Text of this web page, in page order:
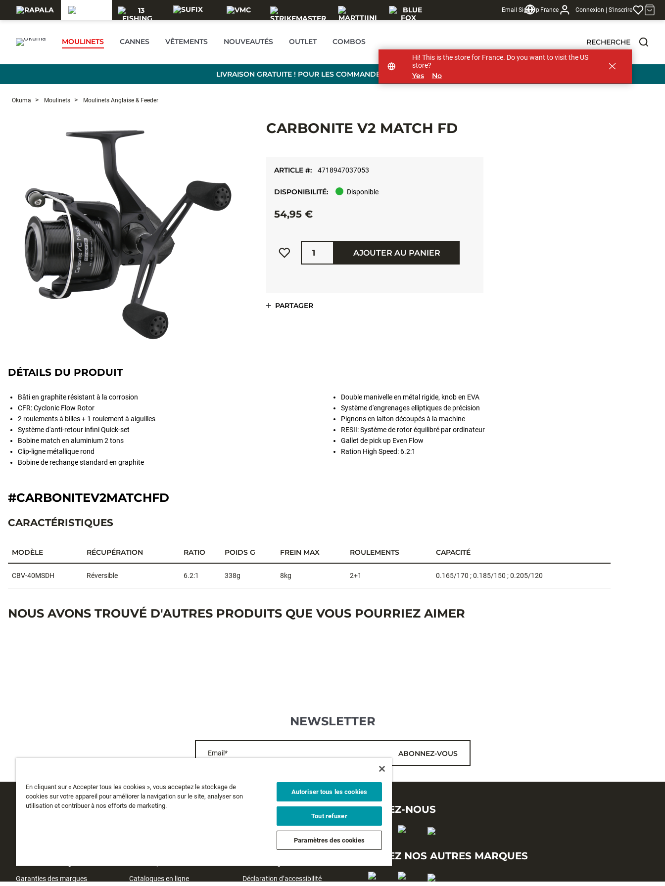
Email Sign Up France Connexion | S'inscrire
MOULINETS CANNES VÊTEMENTS NOUVEAUTÉS OUTLET COMBOS RECHERCHE
LIVRAISON GRATUITE ! POUR LES COMMANDES DE PLUS DE 99 €
Okuma Moulinets Moulinets Anglaise & Feeder
CARBONITE V2 MATCH FD
ARTICLE #: 4718947037053
DISPONIBILITÉ: Disponible
54,95 €
Quantité
AJOUTER AU PANIER
PARTAGER
DÉTAILS DU PRODUIT
Bâti en graphite résistant à la corrosion
CFR: Cyclonic Flow Rotor
2 roulements à billes + 1 roulement à aiguilles
Système d'anti-retour infini Quick-set
Bobine match en aluminium 2 tons
Clip-ligne métallique rond
Bobine de rechange standard en graphite
Double manivelle en métal rigide, knob en EVA
Système d'engrenages elliptiques de précision
Pignons en laiton découpés à la machine
RESII: Système de rotor équilibré par ordinateur
Gallet de pick up Even Flow
Ration High Speed: 6.2:1
#CARBONITEV2MATCHFD
CARACTÉRISTIQUES
MODÈLE RÉCUPÉRATION RATIO POIDS G FREIN MAX ROULEMENTS CAPACITÉ
CBV-40MSDH Réversible 6.2:1 338g 8kg 2+1 0.165/170 ; 0.185/150 ; 0.205/120
NOUS AVONS TROUVÉ D'AUTRES PRODUITS QUE VOUS POURRIEZ AIMER
NEWSLETTER
Email* ABONNEZ-VOUS
SERVICE CLIENTS
Garanties des marques
A PROPOS
Catalogues en ligne
MENTIONS LÉGALES
Politique de confidentialité
Déclaration d’accessibilité
SUIVEZ-NOUS
SUIVEZ NOS AUTRES MARQUES
Hi! This is the store for France. Do you want to visit the US
store?
Yes No
En cliquant sur « Accepter tous les cookies », vous acceptez le stockage de
cookies sur votre appareil pour améliorer la navigation sur le site, analyser son
utilisation et contribuer à nos efforts de marketing.
Autoriser tous les cookies
Tout refuser
Paramètres des cookies